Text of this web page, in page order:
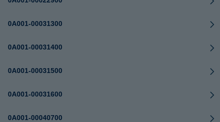
0A001-00031300
0A001-00031400
0A001-00031500
0A001-00031600
0A001-00040700